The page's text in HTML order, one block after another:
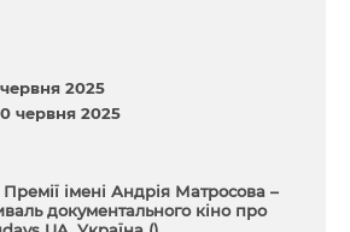
2025
червня 2025
імені Андрія Матросова –
документального кіно про